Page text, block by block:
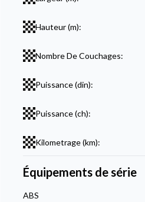
Hauteur (m):
Nombre De Couchages:
Puissance (din):
Puissance (ch):
Kilometrage (km):
Équipements de série
ABS